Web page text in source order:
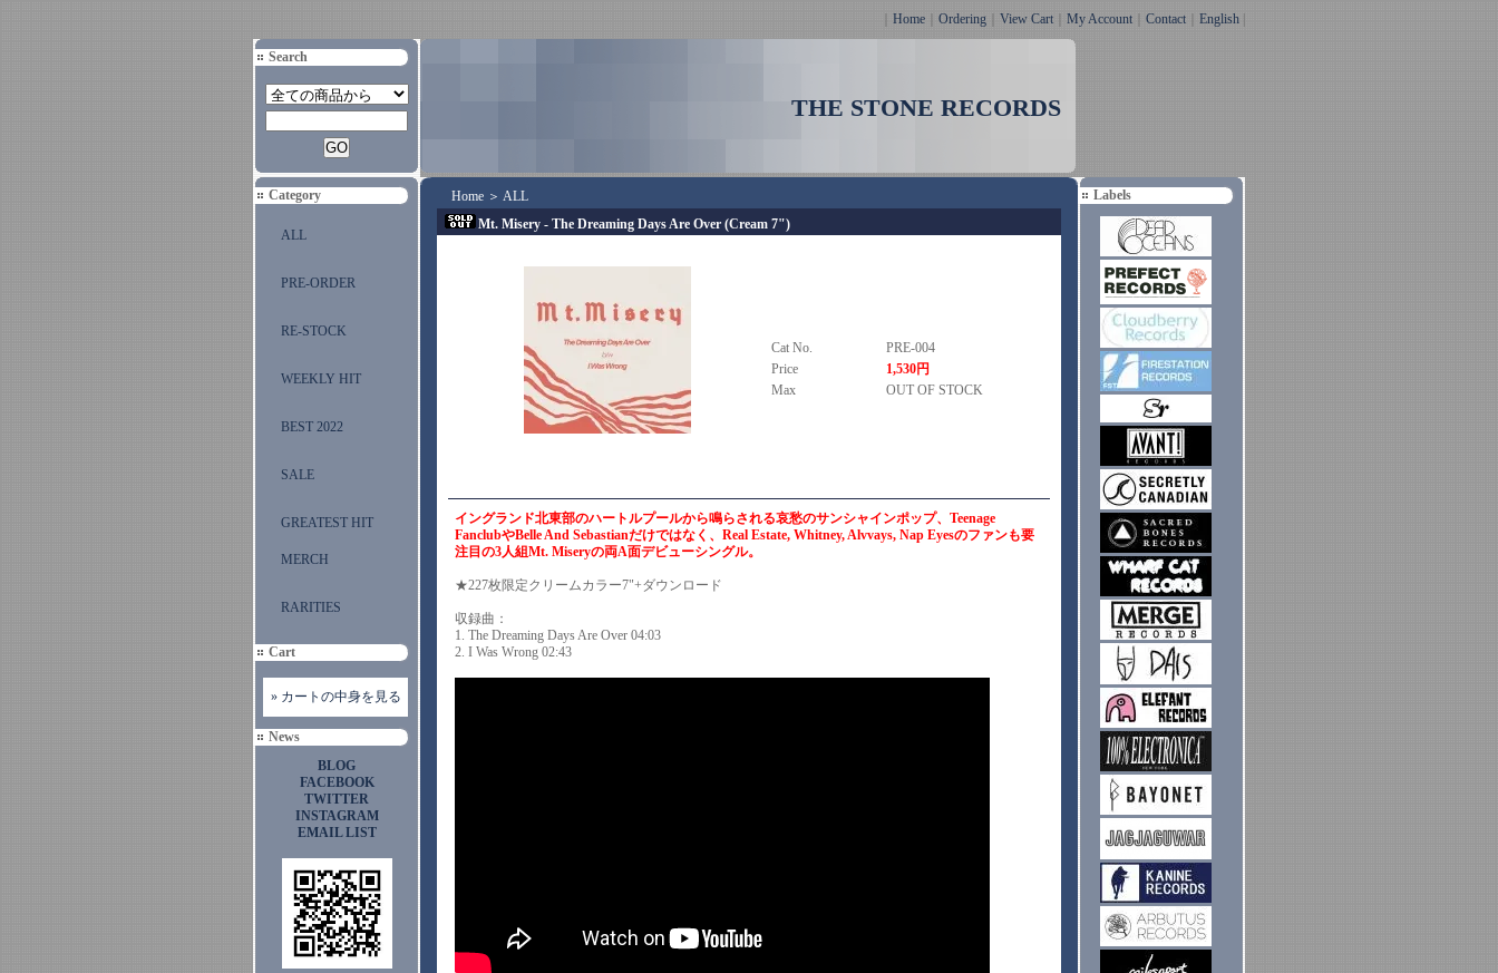
Home Ordering View Cart My Account Contact English
Search
THE STONE RECORDS
Category
ALL
PRE-ORDER
RE-STOCK
WEEKLY HIT
BEST 2022
SALE
GREATEST HIT
MERCH
RARITIES
Cart
» カートの中身を見る
News
BLOG
FACEBOOK
TWITTER
INSTAGRAM
EMAIL LIST
Home ＞ ALL
Mt. Misery - The Dreaming Days Are Over (Cream 7")
Cat No.
PRE-004
Price
1,530円
Max
OUT OF STOCK
イングランド北東部のハートルプールから鳴らされる哀愁のサンシャインポップ、Teenage
FanclubやBelle And Sebastianだけではなく、Real Estate, Whitney, Alvvays, Nap Eyesのファンも要
注目の3人組Mt. Miseryの両A面デビューシングル。
★227枚限定クリームカラー7"+ダウンロード
収録曲：
1. The Dreaming Days Are Over 04:03
2. I Was Wrong 02:43
Labels